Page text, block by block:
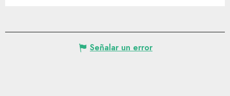
Señalar un error